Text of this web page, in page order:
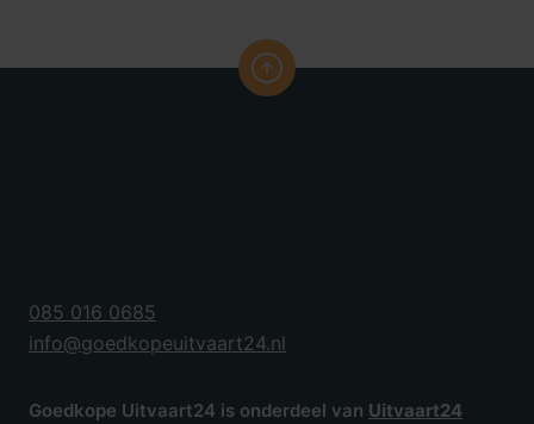
085 016 0685
info@goedkopeuitvaart24.nl
Goedkope Uitvaart24 is onderdeel van Uitvaart24